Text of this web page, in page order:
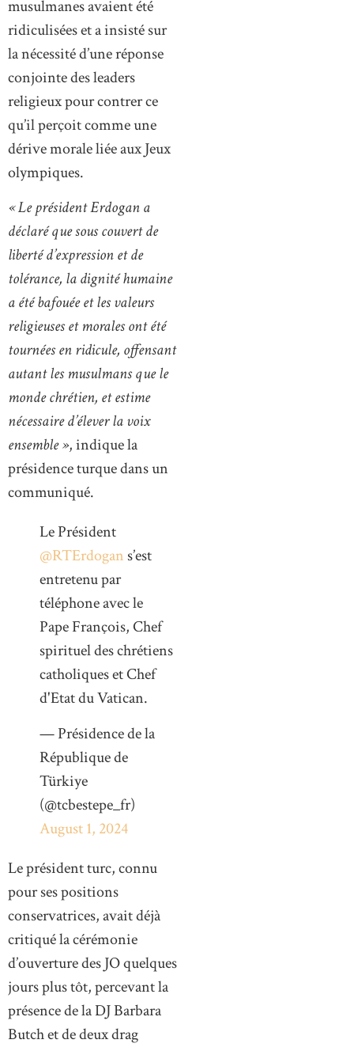
musulmanes avaient été
ridiculisées et a insisté sur
la nécessité d’une réponse
conjointe des leaders
religieux pour contrer ce
qu’il perçoit comme une
dérive morale liée aux Jeux
olympiques.
« Le président Erdogan a
déclaré que sous couvert de
liberté d’expression et de
tolérance, la dignité humaine
a été bafouée et les valeurs
religieuses et morales ont été
tournées en ridicule, offensant
autant les musulmans que le
monde chrétien, et estime
nécessaire d’élever la voix
ensemble », indique la
présidence turque dans un
communiqué.
Le Président
@RTErdogans’est
entretenu par
téléphone avec le
Pape François, Chef
spirituel des chrétiens
catholiques et Chef
d'Etat du Vatican.
— Présidence de la
République de
Türkiye
(@tcbestepe_fr)
August 1, 2024
Le président turc, connu
pour ses positions
conservatrices, avait déjà
critiqué la cérémonie
d’ouverture des JO quelques
jours plus tôt, percevant la
présence de la DJ Barbara
Butch et de deux drag